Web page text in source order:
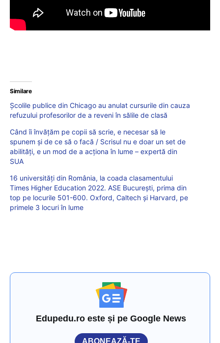
Similare
Școlile publice din Chicago au anulat cursurile din cauza
refuzului profesorilor de a reveni în sălile de clasă
Când îi învățăm pe copii să scrie, e necesar să le
spunem și de ce să o facă / Scrisul nu e doar un set de
abilități, e un mod de a acționa în lume – expertă din
SUA
16 universități din România, la coada clasamentului
Times Higher Education 2022. ASE București, prima din
top pe locurile 501-600. Oxford, Caltech și Harvard, pe
primele 3 locuri în lume
Edupedu.ro este și pe Google News
ABONEAZĂ-TE